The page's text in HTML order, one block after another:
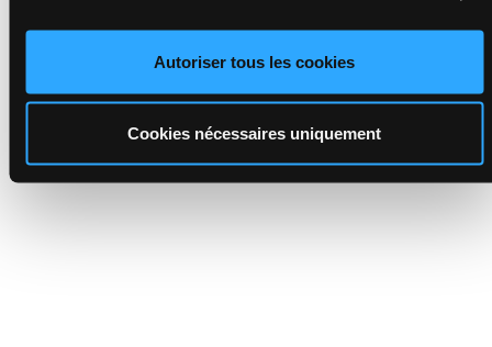
Autoriser tous les cookies
Cookies nécessaires uniquement